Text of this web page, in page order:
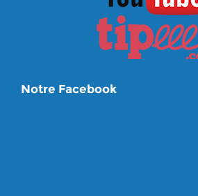
Notre Facebook